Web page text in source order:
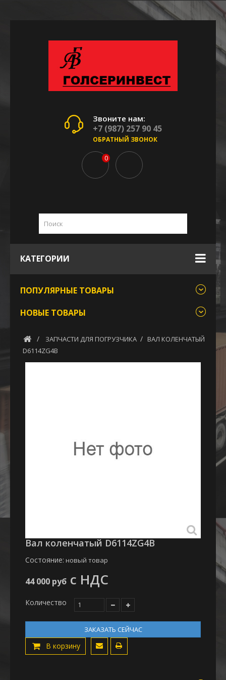
Звоните нам:
+7 (987) 257 90 45
ОБРАТНЫЙ ЗВОНОК
0
КАТЕГОРИИ
ПОПУЛЯРНЫЕ ТОВАРЫ
НОВЫЕ ТОВАРЫ
ЗАПЧАСТИ ДЛЯ ПОГРУЗЧИКА
ВАЛ КОЛЕНЧАТЫЙ
D6114ZG4B
Вал коленчатый D6114ZG4B
Состояние: новый товар
44 000 руб с НДС
Количество
ЗАКАЗАТЬ СЕЙЧАС
В корзину